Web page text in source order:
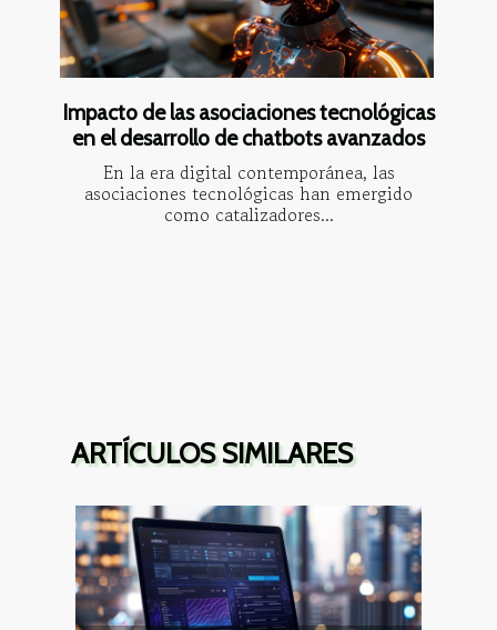
Impacto de las asociaciones tecnológicas
en el desarrollo de chatbots avanzados
En la era digital contemporánea, las
asociaciones tecnológicas han emergido
como catalizadores...
ARTÍCULOS SIMILARES